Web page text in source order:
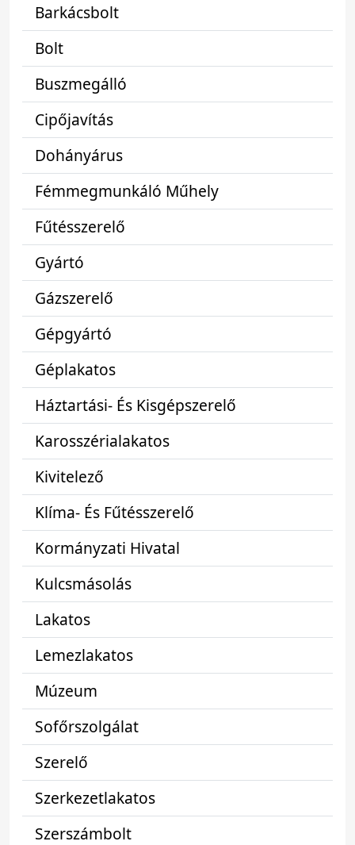
Barkácsbolt
Bolt
Buszmegálló
Cipőjavítás
Dohányárus
Fémmegmunkáló Műhely
Fűtésszerelő
Gyártó
Gázszerelő
Gépgyártó
Géplakatos
Háztartási- És Kisgépszerelő
Karosszérialakatos
Kivitelező
Klíma- És Fűtésszerelő
Kormányzati Hivatal
Kulcsmásolás
Lakatos
Lemezlakatos
Múzeum
Sofőrszolgálat
Szerelő
Szerkezetlakatos
Szerszámbolt